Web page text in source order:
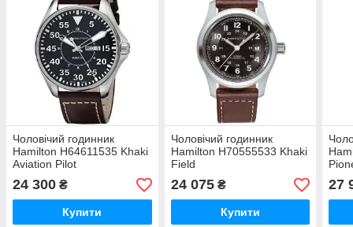
Чоловічий годинник
Hamilton H64611535 Khaki
Aviation Pilot
24 300 ₴
Купити
Чоловічий годинник
Hamilton H70555533 Khaki
Field
24 075₴
Купити
27